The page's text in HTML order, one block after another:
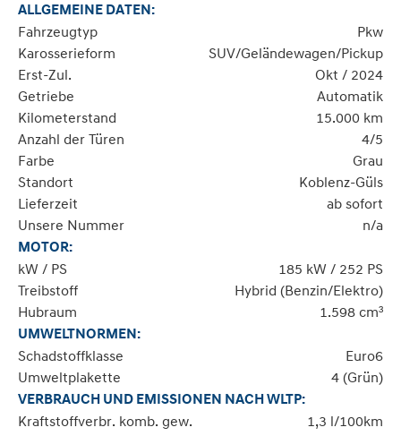
ALLGEMEINE DATEN:
Fahrzeugtyp
Pkw
Karosserieform
SUV/Geländewagen/Pickup
Erst-Zul.
Okt / 2024
Getriebe
Automatik
Kilometerstand
15.000 km
Anzahl der Türen
4/5
Farbe
Grau
Standort
Koblenz-Güls
Lieferzeit
ab sofort
Unsere Nummer
n/a
MOTOR:
kW / PS
185 kW / 252 PS
Treibstoff
Hybrid (Benzin/Elektro)
Hubraum
1.598 cm³
UMWELTNORMEN:
Schadstoffklasse
Euro6
Umweltplakette
4 (Grün)
VERBRAUCH UND EMISSIONEN NACH WLTP:
Kraftstoffverbr. komb. gew.
1,3 l/100km